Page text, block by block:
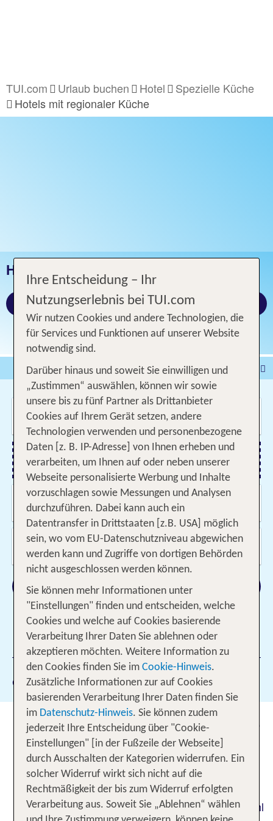
TUI.com Urlaub buchen Hotel
Spezielle Küche
Hotels mit regionaler Küche
HOTELS MIT REGIONALER KÜCHE
Jetzt buchen!
Pauschalreise
Hotel
DEALS
Flug Ferienhaus
Mietwagen
Kreuzfahrten
Rundreisen Ausflüge
Privattransfer
Zusatzleistungen
Wo soll es hin gehen?
Flug hinzufügen
Wann & wie lange?
07.08.2026 - 05.11.2026, Beliebig
Wer reist mit?
2 Erwachsene
Suchen
1 Filter hinzugefügt
Gewählte Filter: 97
TUI Hotels mit regionaler Küche -
gesunde Ernährung für Körper
und Seele!
Wem auch im Urlaub die gesunde Ernährung am
Herzen liegt, der findet bei TUI eine große Auswahl
Ihre Entscheidung – Ihr
Nutzungserlebnis bei TUI.com
Wir nutzen Cookies und andere Technologien, die
für Services und Funktionen auf unserer Website
notwendig sind.
Darüber hinaus und soweit Sie einwilligen und
„Zustimmen“ auswählen, können wir sowie
unsere bis zu fünf Partner als Drittanbieter
Cookies auf Ihrem Gerät setzen, andere
Technologien verwenden und personenbezogene
Daten [z. B. IP-Adresse] von Ihnen erheben und
verarbeiten, um Ihnen auf oder neben unserer
Webseite personalisierte Werbung und Inhalte
vorzuschlagen sowie Messungen und Analysen
durchzuführen. Dabei kann auch ein
Datentransfer in Drittstaaten [z.B. USA] möglich
sein, wo vom EU-Datenschutzniveau abgewichen
werden kann und Zugriffe von dortigen Behörden
nicht ausgeschlossen werden können.
Sie können mehr Informationen unter
"Einstellungen" finden und entscheiden, welche
Cookies und welche auf Cookies basierende
Verarbeitung Ihrer Daten Sie ablehnen oder
akzeptieren möchten. Weitere Information zu
den Cookies finden Sie im Cookie-Hinweis.
Zusätzliche Informationen zur auf Cookies
basierenden Verarbeitung Ihrer Daten finden Sie
im Datenschutz-Hinweis. Sie können zudem
jederzeit Ihre Entscheidung über "Cookie-
Einstellungen" [in der Fußzeile der Webseite]
durch Ausschalten der Kategorien widerrufen. Ein
solcher Widerruf wirkt sich nicht auf die
Rechtmäßigkeit der bis zum Widerruf erfolgten
Verarbeitung aus. Soweit Sie „Ablehnen“ wählen